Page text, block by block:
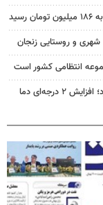
انتظامی کشور است
دما